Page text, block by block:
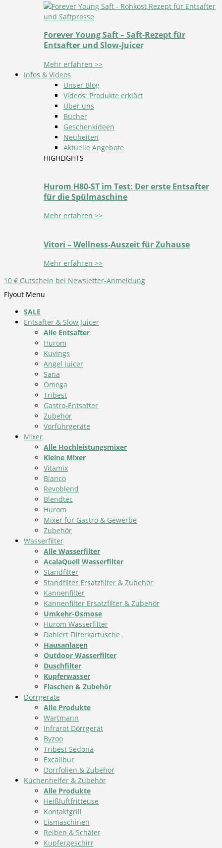
Forever Young Saft – Saft-Rezept für
Entsafter und Slow-Juicer
Mehr erfahren >>
Infos & Videos
Unser Blog
Videos: Produkte erklärt
Über uns
Bücher
Geschenkideen
Neuheiten
Aktuelle Angebote
HIGHLIGHTS
Hurom H80-ST im Test: Der erste Entsafter
für die Spülmaschine
Mehr erfahren >>
Vitori – Wellness-Auszeit für Zuhause
Mehr erfahren >>
10 € Gutschein bei Newsletter-Anmeldung
Flyout Menu
SALE
Entsafter & Slow Juicer
Alle Entsafter
Hurom
Kuvings
Angel Juicer
Sana
Omega
Tribest
Gastro-Entsafter
Zubehör
Vorführgeräte
Mixer
Alle Hochleistungsmixer
Kleine Mixer
Vitamix
Bianco
Revoblend
Blendtec
Hurom
Mixer für Gastro & Gewerbe
Zubehör
Wasserfilter
Alle Wasserfilter
AcalaQuell Wasserfilter
Standfilter
Standfilter Ersatzfilter & Zubehör
Kannenfilter
Kannenfilter Ersatzfilter & Zubehör
Umkehr-Osmose
Hurom Wasserfilter
Dahlert Filterkartusche
Hausanlagen
Outdoor Wasserfilter
Duschfilter
Kupferwasser
Flaschen & Zubehör
Dörrgeräte
Alle Produkte
Wartmann
Infrarot Dörrgerät
Byzoo
Tribest Sedona
Excalibur
Dörrfolien & Zubehör
Küchenhelfer & Zubehör
Alle Produkte
Heißluftfritteuse
Kontaktgrill
Eismaschinen
Reiben & Schäler
Kupfergeschirr